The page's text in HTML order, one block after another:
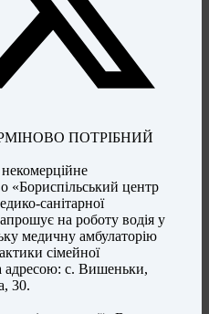
ПОТРІБНИЙ
«Бориспільський центр
санітарної
на роботу водія у
медичну амбулаторію
сімейної
адресою: с. Вишеньки,
30.